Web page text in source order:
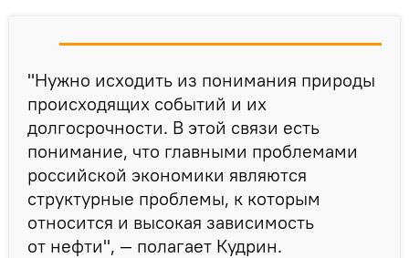
"Нужно исходить из понимания природы
происходящих событий и их
долгосрочности. В этой связи есть
понимание, что главными проблемами
российской экономики являются
структурные проблемы, к которым
относится и высокая зависимость
от нефти", — полагает Кудрин.